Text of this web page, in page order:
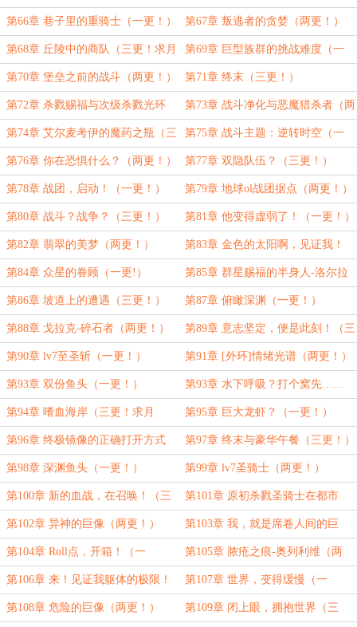
（两更！） 求月票！）
第66章 巷子里的重骑士（一更！） 第67章 叛逃者的贪婪（两更！）
第68章 丘陵中的商队（三更！求月
票！）
第69章 巨型族群的挑战难度（一
更！）
第70章 堡垒之前的战斗（两更！） 第71章 终末（三更！）
第72章 杀戮赐福与次级杀戮光环
（一更！）
第73章 战斗净化与恶魔猎杀者（两
更！）
第74章 艾尔麦考伊的魔药之瓶（三
更！求月票！）
第75章 战斗主题：逆转时空（一
更！）
第76章 你在恐惧什么？（两更！） 第77章 双隐队伍？（三更！）
第78章 战团，启动！（一更！） 第79章 地球ol战团据点（两更！）
第80章 战斗？战争？（三更！） 第81章 他变得虚弱了！（一更！）
第82章 翡翠的美梦（两更！） 第83章 金色的太阳啊，见证我！
（三更！）
第84章 众星的眷顾（一更!） 第85章 群星赐福的半身人-洛尔拉
（两更！）
第86章 坡道上的遭遇（三更！） 第87章 俯瞰深渊（一更！）
第88章 戈拉克-碎石者（两更！） 第89章 意志坚定，便是此刻！（三
更！求月票！）
第90章 lv7至圣斩（一更！） 第91章 [外环]情绪光谱（两更！）
第93章 双份鱼头（一更！） 第93章 水下呼吸？打个窝先……
（两更！）
第94章 嗜血海岸（三更！求月
票！）
第95章 巨大龙虾？（一更！）
第96章 终极镜像的正确打开方式
（两更！）
第97章 终末与豪华午餐（三更！）
第98章 深渊鱼头（一更！） 第99章 lv7圣骑士（两更！）
第100章 新的血战，在召唤！（三
更！求月票！）
第101章 原初杀戮圣骑士在都市
（一更！）
第102章 异神的巨像（两更！） 第103章 我，就是席卷人间的巨
浪！（三更！月底求月票！）
第104章 Roll点，开箱！（一
更！）
第105章 脓疮之痕-奥列利维（两
更！）
第106章 来！见证我躯体的极限！
（三更！月底求月票！）
第107章 世界，变得缓慢（一
更！）
第108章 危险的巨像（两更！） 第109章 闭上眼，拥抱世界（三